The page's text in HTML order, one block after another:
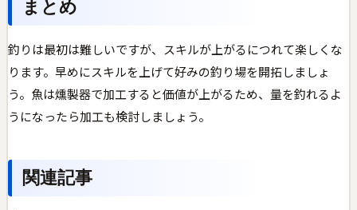
まとめ
釣りは最初は難しいですが、スキルが上がるにつれて楽しくな
ります。早めにスキルを上げて好みの釣り場を開拓しましょ
う。魚は燻製器で加工すると価値が上がるため、量を釣れるよ
うになったら加工も検討しましょう。
関連記事